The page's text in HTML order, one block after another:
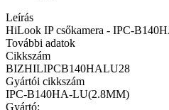
Leírás
HiLook IP csőkamera - IPC-
További adatok
Cikkszám
BIZHILIPCB140HALU28
Gyártói cikkszám
IPC-B140HA-LU(2.8MM)
Gyártó: